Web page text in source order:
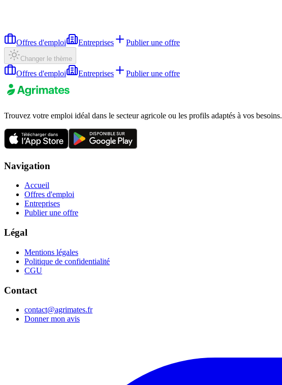
Offres d'emploi Entreprises Publier une offre
Changer le thème
Offres d'emploi Entreprises Publier une offre
Trouvez votre emploi idéal dans le secteur agricole ou les profils adaptés à vos besoins.
Navigation
Accueil
Offres d'emploi
Entreprises
Publier une offre
Légal
Mentions légales
Politique de confidentialité
CGU
Contact
contact@agrimates.fr
Donner mon avis